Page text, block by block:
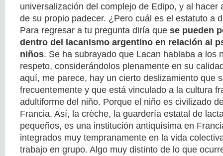
universalización del complejo de Edipo, y al hacer
de su propio padecer. ¿Pero cuál es el estatuto a
Para regresar a tu pregunta diría que se pueden
dentro del lacanismo argentino en relación al
niños. Se ha subrayado que Lacan hablaba a los
respeto, considerándolos plenamente en su
aquí, me parece, hay un cierto deslizamiento que
frecuentemente y que está vinculado a la cultura
adultiforme del niño. Porque el niño es civilizado
Francia. Así, la crèche, la guardería estatal de
pequeños, es una institución antiquísima en
integrados muy tempranamente en la vida
trabajo en grupo. Algo muy distinto de lo que